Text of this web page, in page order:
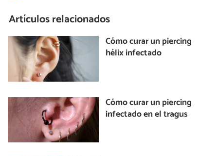
Artículos relacionados
Cómo curar un piercing
hélix infectado
Cómo curar un piercing
infectado en el tragus